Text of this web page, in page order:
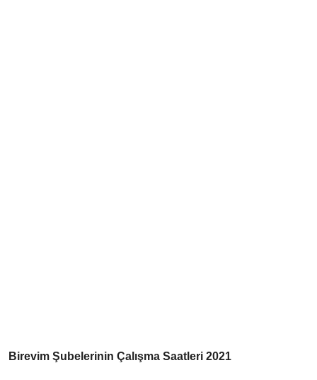
Birevim Şubelerinin Çalışma Saatleri 2021